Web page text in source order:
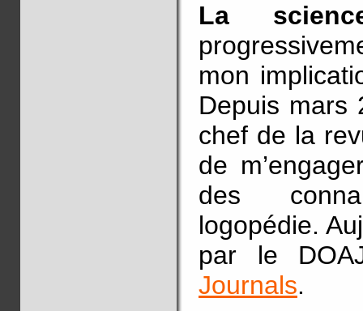
La
mon
Depuis mars
chef de la
de
des
logopédie.
par le
Journals.